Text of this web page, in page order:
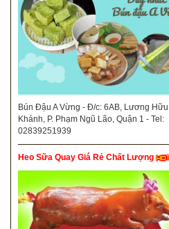
Bún Đậu A Vừng - Đ/c: 6AB, Lương Hữu
Khánh, P. Phạm Ngũ Lão, Quận 1 - Tel:
02839251939
Heo Sữa Quay Giá Rẻ Chất Lượng